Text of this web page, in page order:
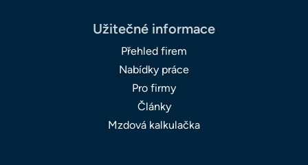
Užitečné informace
Přehled firem
Nabídky práce
Pro firmy
Články
Mzdová kalkulačka